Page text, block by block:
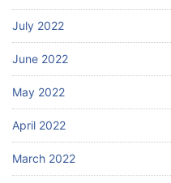
July 2022
June 2022
May 2022
April 2022
March 2022